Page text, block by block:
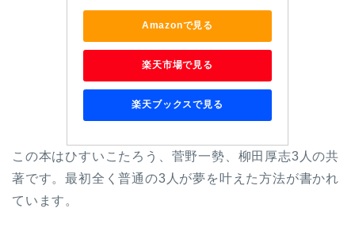
Amazonで見る
楽天市場で見る
楽天ブックスで見る
この本はひすいこたろう、菅野一勢、柳田厚志3人の共
著です。最初全く普通の3人が夢を叶えた方法が書かれ
ています。